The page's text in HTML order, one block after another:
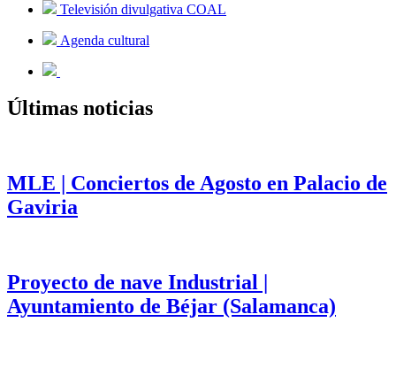
Televisión divulgativa COAL
Agenda cultural
Últimas noticias
MLE | Conciertos de Agosto en Palacio de
Gaviria
Proyecto de nave Industrial |
Ayuntamiento de Béjar (Salamanca)